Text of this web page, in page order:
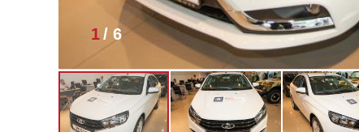
1/ 6